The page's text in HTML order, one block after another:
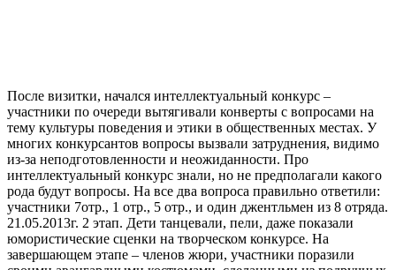
После визитки, начался интеллектуальный конкурс –
участники по очереди вытягивали конверты с вопросами на
тему культуры поведения и этики в общественных местах. У
многих конкурсантов вопросы вызвали затруднения, видимо
из-за неподготовленности и неожиданности. Про
интеллектуальный конкурс знали, но не предполагали какого
рода будут вопросы. На все два вопроса правильно ответили:
участники 7отр., 1 отр., 5 отр., и один джентльмен из 8 отряда.
21.05.2013г. 2 этап. Дети танцевали, пели, даже показали
юмористические сценки на творческом конкурсе. На
завершающем этапе – членов жюри, участники поразили